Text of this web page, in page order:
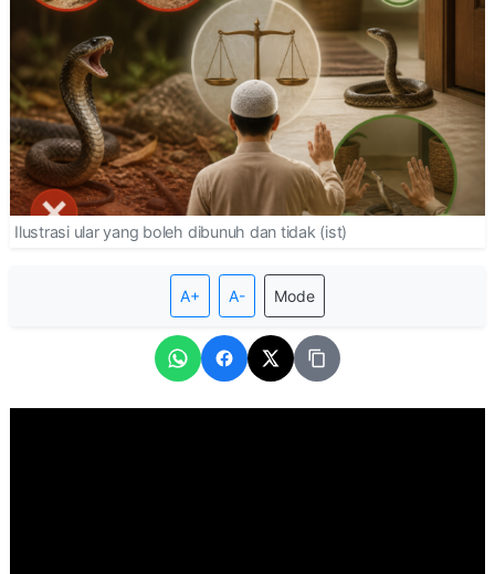
Ilustrasi ular yang boleh dibunuh dan tidak (ist)
A+ A- Mode